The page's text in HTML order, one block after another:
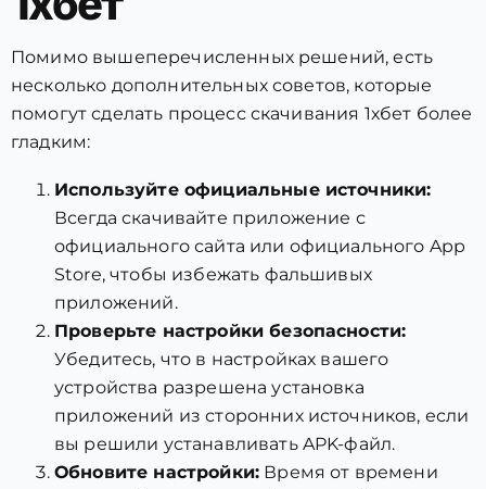
Помимо вышеперечисленных решений, есть
несколько дополнительных советов, которые
помогут сделать процесс скачивания 1хбет более
гладким:
Используйте официальные источники:
Всегда скачивайте приложение с
официального сайта или официального App
Store, чтобы избежать фальшивых
приложений.
Проверьте настройки безопасности:
Убедитесь, что в настройках вашего
устройства разрешена установка
приложений из сторонних источников, если
вы решили устанавливать APK-файл.
Обновите настройки: Время от времени